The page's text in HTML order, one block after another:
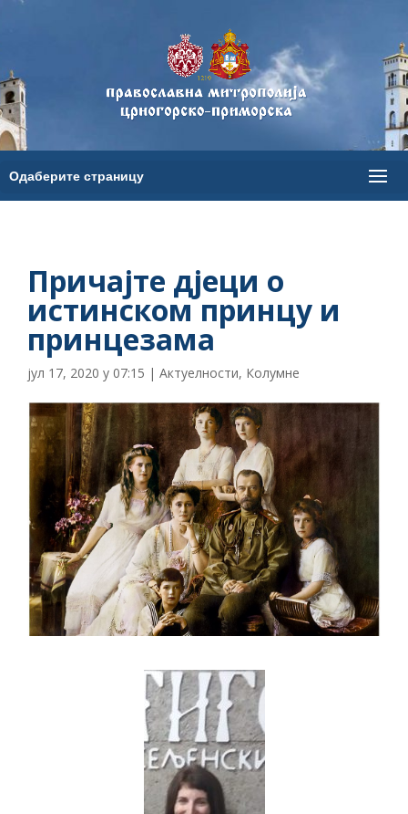
Причајте дјеци о
истинском принцу и
принцезама
јул 17, 2020 у 07:15 | Актуелности, Колумне